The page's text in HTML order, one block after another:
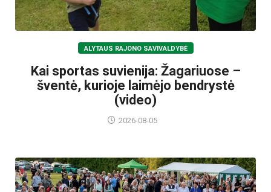
ALYTAUS RAJONO SAVIVALDYBĖ
Kai sportas suvienija: Žagariuose –
šventė, kurioje laimėjo bendrystė
(video)
2026-08-05